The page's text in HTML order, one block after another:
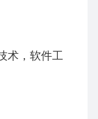
术，软件工